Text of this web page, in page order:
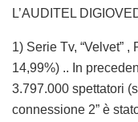
L’AUDITEL
1) Serie Tv, “Velvet”
14,99%) .. In
3.797.000 spettatori
connessione 2” è